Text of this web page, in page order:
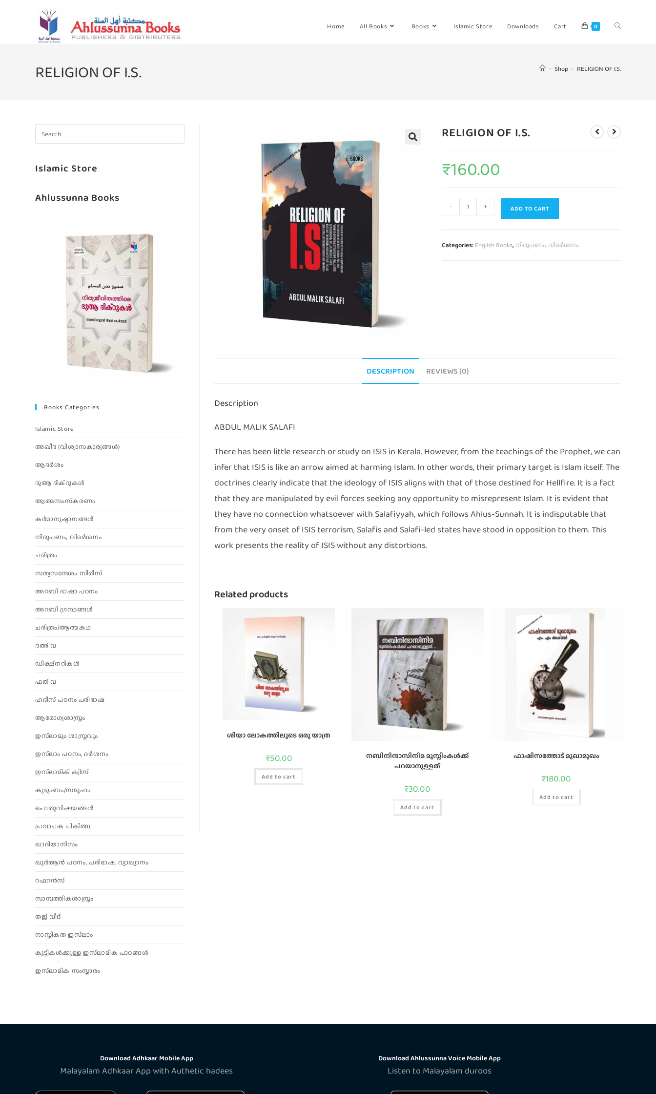
Home All Books Books Islamic Store Downloads Cart 0
RELIGION OF I.S. > Shop > RELIGION OF I.S.
RELIGION OF I.S.
₹160.00
- + ADD TO CART
Categories: English Books, നിരൂപണം, വിമര്‍ശനം
DESCRIPTION REVIEWS (0)
Description
ABDUL MALIK SALAFI
There has been little research or study on ISIS in Kerala. However, from the teachings of the Prophet, we can
infer that ISIS is like an arrow aimed at harming Islam. In other words, their primary target is Islam itself. The
doctrines clearly indicate that the ideology of ISIS aligns with that of those destined for Hellfire. It is a fact
that they are manipulated by evil forces seeking any opportunity to misrepresent Islam. It is evident that
they have no connection whatsoever with Salafiyyah, which follows Ahlus-Sunnah. It is indisputable that
from the very onset of ISIS terrorism, Salafis and Salafi-led states have stood in opposition to them. This
work presents the reality of ISIS without any distortions.
Related products
ശിയാ ലോകത്തിലുടെ ഒരു യാത്ര
₹50.00
Add to cart
നബിനിന്ദാസിനിമ മുസ്ലിംകള്‍ക്ക്‌
പറയാനുള്ളത്‌
₹30.00
Add to cart
ഫാഷിസത്തോട് മുഖാമുഖം
₹180.00
Add to cart
Islamic Store
Ahlussunna Books
Books Categories
Islamic Store
അഖീദ (വിശ്വാസകാര്യങ്ങള്‍)
ആദര്‍ശം
ദുആ ദിക്റുകൾ
ആത്മസംസ്‌കരണം
കര്‍മാനുഷ്ഠാനങ്ങള്‍
നിരൂപണം, വിമര്‍ശനം
ചരിത്രം
സത്യസന്ദേശം സീരീസ്
അറബി ഭാഷാ പഠനം
അറബി ഗ്രന്ഥങ്ങൾ
ചരിത്രം/ആത്മകഥ
ദഅ് വ
ഡിക്ഷ്നറികൾ
ഫത് വ
ഹദീസ് പഠനം പരിഭാഷ
ആരോഗ്യശാസ്ത്രം
ഇസ്‌ലാമും ശാസ്ത്രവും
ഇസ്‌ലാം പഠനം, ദർശനം
ഇസ്‌ലാമിക് ക്വിസ്
കുടുംബം/സമൂഹം
പൊതുവിഷയങ്ങൾ
പ്രവാചക ചികിത്സ
ഖാദിയാനിസം
ഖുർആൻ പഠനം, പരിഭാഷ, വ്യാഖ്യാനം
റഫറൻസ്
സാമ്പത്തികശാസ്ത്രം
തജ് വീദ്
നാസ്തികത ഇസ്‌ലാം
കുട്ടികൾക്കുള്ള ഇസ്‌ലാമിക പാഠങ്ങൾ
ഇസ്‌ലാമിക സംസ്കാരം
Download Adhkaar Mobile App
Malayalam Adhkaar App with Authetic hadees
Download Ahlussunna Voice Mobile App
Listen to Malayalam duroos